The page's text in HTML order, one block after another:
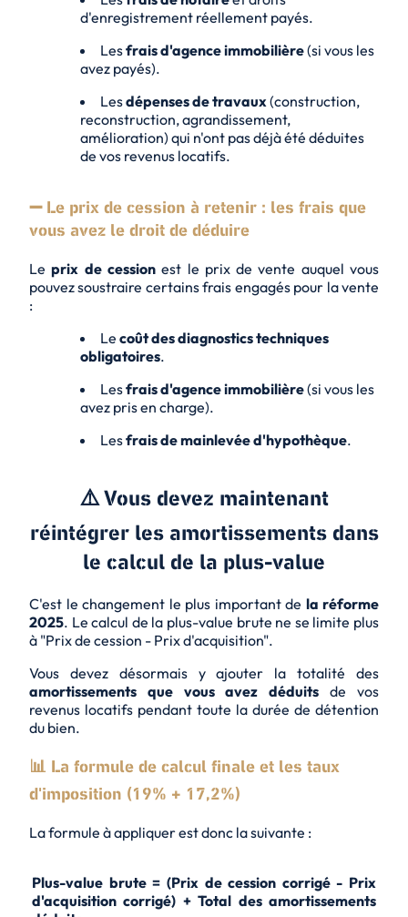
d'enregistrement réellement payés.
Lesfrais d'agence immobilière(si vous les
avez payés).
Lesdépenses de travaux(construction,
reconstruction, agrandissement,
amélioration) qui n'ont pas déjà été déduites
de vos revenus locatifs.
➖ Le prix de cession à retenir : les frais que
vous avez le droit de déduire
Leprix de cessionest le prix de vente auquel vous
pouvez soustraire certains frais engagés pour la vente
:
Le coût des diagnostics techniques
obligatoires.
Lesfrais d'agence immobilière(si vous les
avez pris en charge).
Lesfrais de mainlevée d'hypothèque.
⚠️ Vous devez maintenant
réintégrer les amortissements dans
le calcul de la plus-value
C'est le changement le plus important de la réforme
2025. Le calcul de la plus-value brute ne se limite plus
à "Prix de cession - Prix d'acquisition".
Vous devez désormais y ajouter la totalité des
amortissements que vous avez déduits de vos
revenus locatifs pendant toute la durée de détention
du bien.
📊 La formule de calcul finale et les taux
d'imposition (19% + 17,2%)
La formule à appliquer est donc la suivante :
Plus-value brute = (Prix de cession corrigé - Prix
d'acquisition corrigé) + Total des amortissements